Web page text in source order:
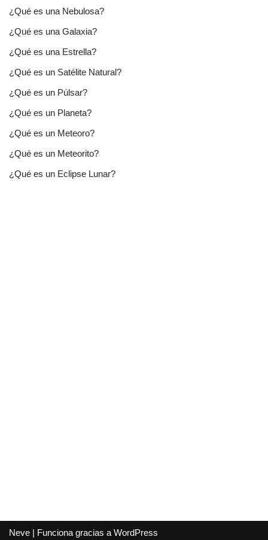
¿Qué es una Nebulosa?
¿Qué es una Galaxia?
¿Qué es una Estrella?
¿Qué es un Satélite Natural?
¿Qué es un Púlsar?
¿Qué es un Planeta?
¿Qué es un Meteoro?
¿Qué es un Meteorito?
¿Qué es un Eclipse Lunar?
Neve | Funciona gracias a WordPress